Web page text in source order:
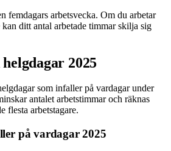
femdagars arbetsvecka. Om du arbetar
ditt antal arbetade timmar skilja sig
2025
som infaller på vardagar under
antalet arbetstimmar och räknas
flesta arbetstagare.
på vardagar 2025